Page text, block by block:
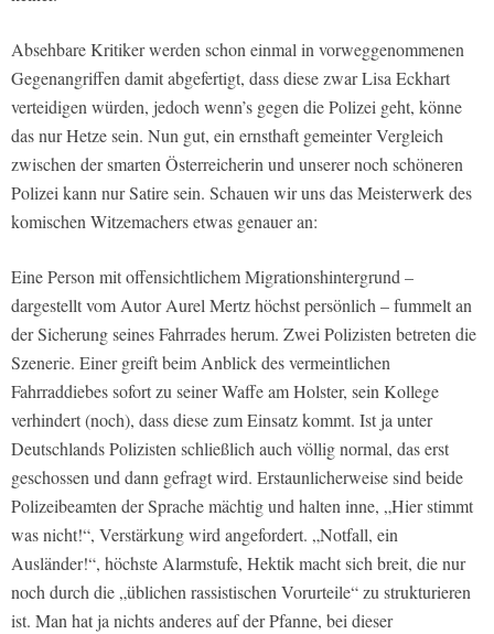
Absehbare Kritiker werden schon einmal in vorweggenommenen
Gegenangriffen damit abgefertigt, dass diese zwar Lisa Eckhart
verteidigen würden, jedoch wenn’s gegen die Polizei geht, könne
das nur Hetze sein. Nun gut, ein ernsthaft gemeinter Vergleich
zwischen der smarten Österreicherin und unserer noch schöneren
Polizei kann nur Satire sein. Schauen wir uns das Meisterwerk des
komischen Witzemachers etwas genauer an:
Eine Person mit offensichtlichem Migrationshintergrund –
dargestellt vom Autor Aurel Mertz höchst persönlich – fummelt an
der Sicherung seines Fahrrades herum. Zwei Polizisten betreten die
Szenerie. Einer greift beim Anblick des vermeintlichen
Fahrraddiebes sofort zu seiner Waffe am Holster, sein Kollege
verhindert (noch), dass diese zum Einsatz kommt. Ist ja unter
Deutschlands Polizisten schließlich auch völlig normal, das erst
geschossen und dann gefragt wird. Erstaunlicherweise sind beide
Polizeibeamten der Sprache mächtig und halten inne, „Hier stimmt
was nicht!“, Verstärkung wird angefordert. „Notfall, ein
Ausländer!“, höchste Alarmstufe, Hektik macht sich breit, die nur
noch durch die „üblichen rassistischen Vorurteile“ zu strukturieren
ist. Man hat ja nichts anderes auf der Pfanne, bei dieser